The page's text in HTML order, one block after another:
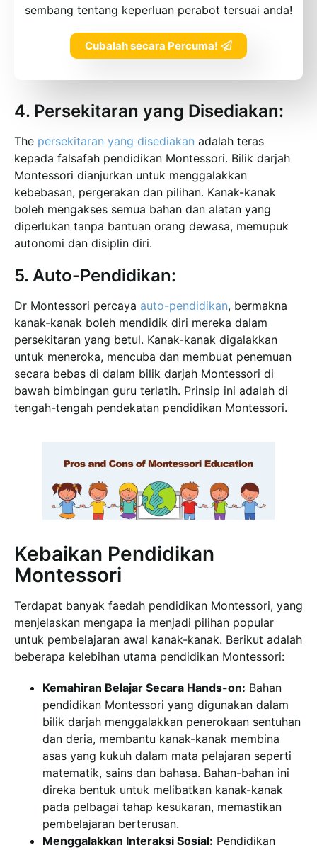
sembang tentang keperluan perabot tersuai anda!
Cubalah secara Percuma!
4. Persekitaran yang Disediakan:
The persekitaran yang disediakan adalah teras
kepada falsafah pendidikan Montessori. Bilik darjah
Montessori dianjurkan untuk menggalakkan
kebebasan, pergerakan dan pilihan. Kanak-kanak
boleh mengakses semua bahan dan alatan yang
diperlukan tanpa bantuan orang dewasa, memupuk
autonomi dan disiplin diri.
5. Auto-Pendidikan:
Dr Montessori percaya auto-pendidikan, bermakna
kanak-kanak boleh mendidik diri mereka dalam
persekitaran yang betul. Kanak-kanak digalakkan
untuk meneroka, mencuba dan membuat penemuan
secara bebas di dalam bilik darjah Montessori di
bawah bimbingan guru terlatih. Prinsip ini adalah di
tengah-tengah pendekatan pendidikan Montessori.
Kebaikan Pendidikan
Montessori
Terdapat banyak faedah pendidikan Montessori, yang
menjelaskan mengapa ia menjadi pilihan popular
untuk pembelajaran awal kanak-kanak. Berikut adalah
beberapa kelebihan utama pendidikan Montessori:
Kemahiran Belajar Secara Hands-on: Bahan
pendidikan Montessori yang digunakan dalam
bilik darjah menggalakkan penerokaan sentuhan
dan deria, membantu kanak-kanak membina
asas yang kukuh dalam mata pelajaran seperti
matematik, sains dan bahasa. Bahan-bahan ini
direka bentuk untuk melibatkan kanak-kanak
pada pelbagai tahap kesukaran, memastikan
pembelajaran berterusan.
Menggalakkan Interaksi Sosial: Pendidikan